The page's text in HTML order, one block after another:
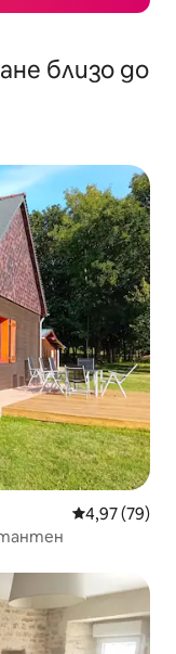
близо до
Средна
4,97 (79)